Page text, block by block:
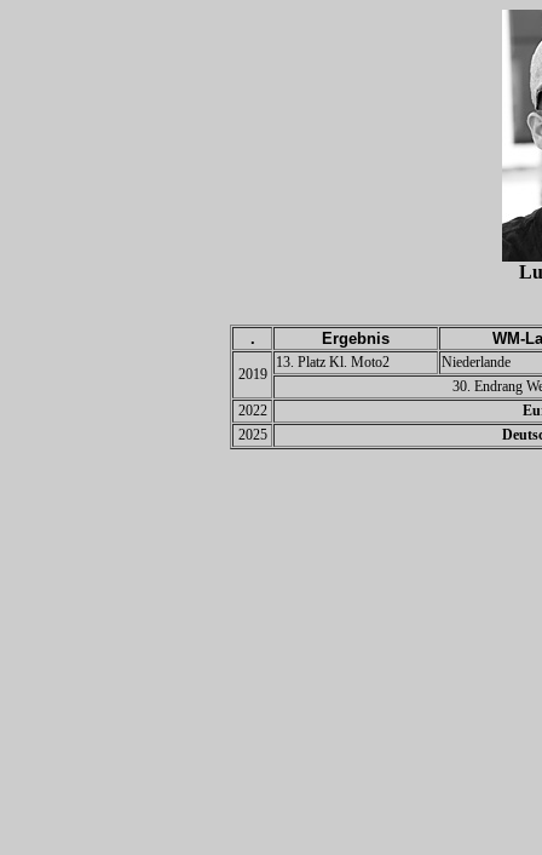
. Ergebnis WM-
2019
13. Platz Kl. Moto2
Niederlande
30. Endrang
2022
2025